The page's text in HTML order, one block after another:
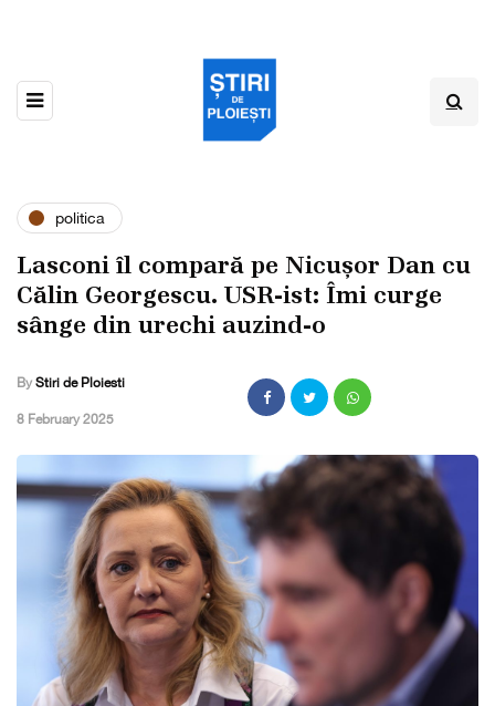
politica
Lasconi îl compară pe Nicușor Dan cu
Călin Georgescu. USR-ist: Îmi curge
sânge din urechi auzind-o
By Stiri de Ploiesti
,8 February 2025